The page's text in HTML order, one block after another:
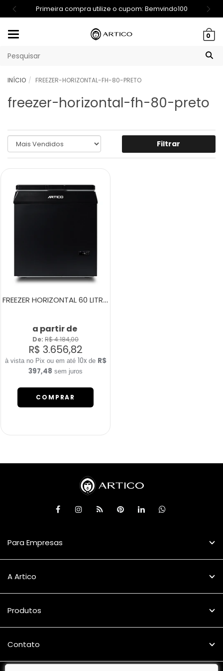
Primeira compra utilize o cupom: Bemvindo100
0
INÍCIO FREEZER-HORIZONTAL-FH-80-PRETO
freezer-horizontal-fh-80-preto
Filtrar
FREEZER HORIZONTAL 60 LITROS FH80C PRETO
a partir de
De: R$ 4.184,00
R$ 3.656,82
10xde R$
397,48 sem juros
COMPRAR
Para Empresas
A Artico
Produtos
Contato